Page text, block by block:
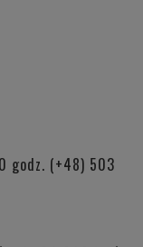
godz. (+48) 503